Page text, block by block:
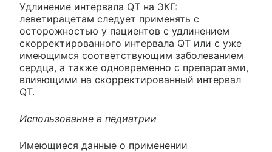
Удлинение интервала QT на ЭКГ:
леветирацетам следует применять с
осторожностью у пациентов с удлинением
скорректированного интервала QT или с уже
имеющимся соответствующим заболеванием
сердца, а также одновременно с препаратами,
влияющими на скорректированный интервал
QT.
Использование в педиатрии
Имеющиеся данные о применении